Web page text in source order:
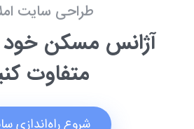
طراحی سایت
آژانس مسکن خود
متفاوت
شروع راه‌اندازی